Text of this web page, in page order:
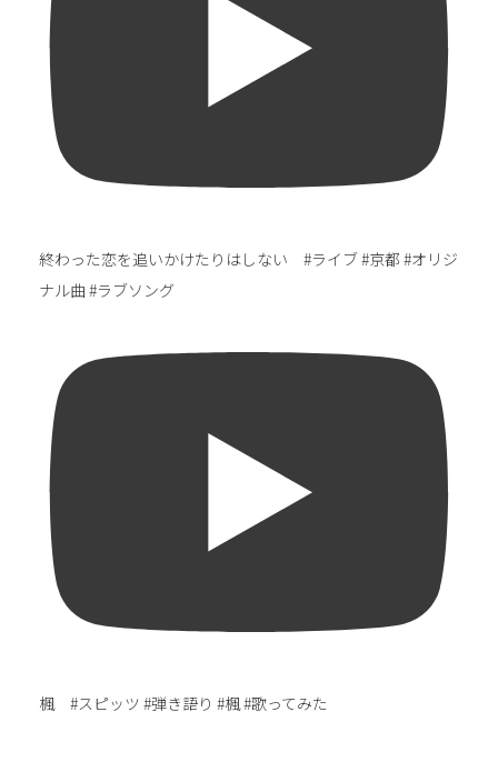
終わった恋を追いかけたりはしない #ライブ #京都 #オリジ
ナル曲 #ラブソング
楓 #スピッツ #弾き語り #楓 #歌ってみた